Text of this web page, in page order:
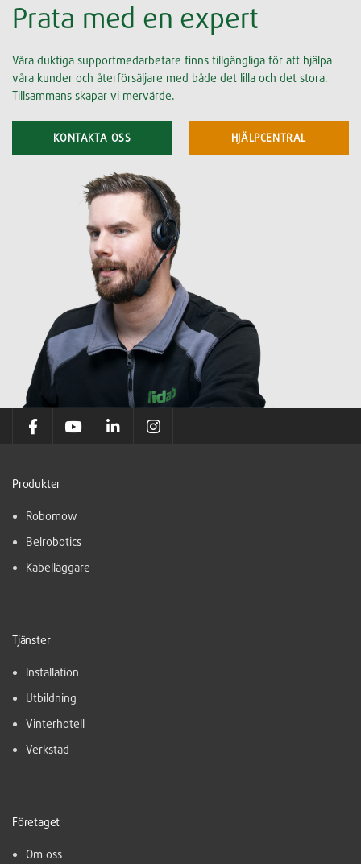
Prata med en expert
Våra duktiga supportmedarbetare finns tillgängliga för att hjälpa
våra kunder och återförsäljare med både det lilla och det stora.
Tillsammans skapar vi mervärde.
KONTAKTA OSS HJÄLPCENTRAL
Produkter
Robomow
Belrobotics
Kabelläggare
Tjänster
Installation
Utbildning
Vinterhotell
Verkstad
Företaget
Om oss